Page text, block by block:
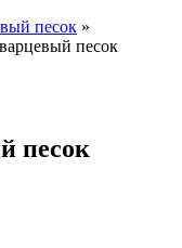
песок »
песок
песок